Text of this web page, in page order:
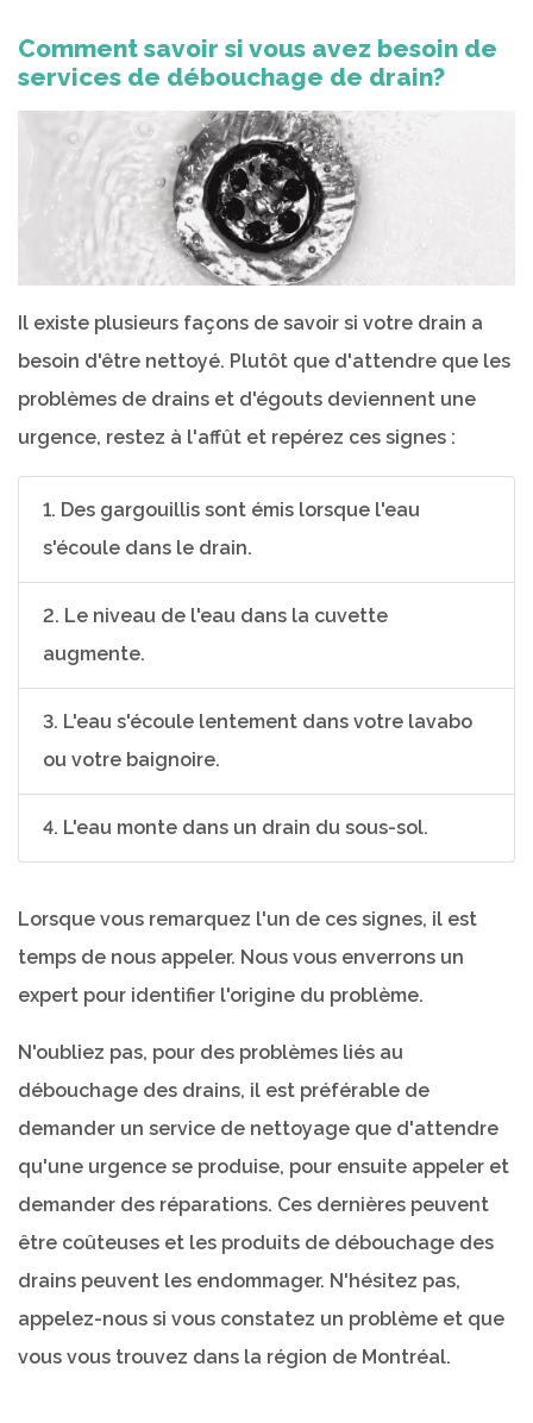
Comment savoir si vous avez besoin de
services de débouchage de drain?
Il existe plusieurs façons de savoir si votre drain a
besoin d'être nettoyé. Plutôt que d'attendre que les
problèmes de drains et d'égouts deviennent une
urgence, restez à l'affût et repérez ces signes :
1. Des gargouillis sont émis lorsque l'eau
s'écoule dans le drain.
2. Le niveau de l'eau dans la cuvette
augmente.
3. L'eau s'écoule lentement dans votre lavabo
ou votre baignoire.
4. L'eau monte dans un drain du sous-sol.
Lorsque vous remarquez l'un de ces signes, il est
temps de nous appeler. Nous vous enverrons un
expert pour identifier l'origine du problème.
N'oubliez pas, pour des problèmes liés au
débouchage des drains, il est préférable de
demander un service de nettoyage que d'attendre
qu'une urgence se produise, pour ensuite appeler et
demander des réparations. Ces dernières peuvent
être coûteuses et les produits de débouchage des
drains peuvent les endommager. N'hésitez pas,
appelez-nous si vous constatez un problème et que
vous vous trouvez dans la région de Montréal.